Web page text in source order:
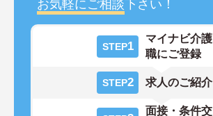
お気軽にご相談下さい！
STEP1
マイナビ介護
職にご登録
STEP2 求人のご紹介
面接・条件交